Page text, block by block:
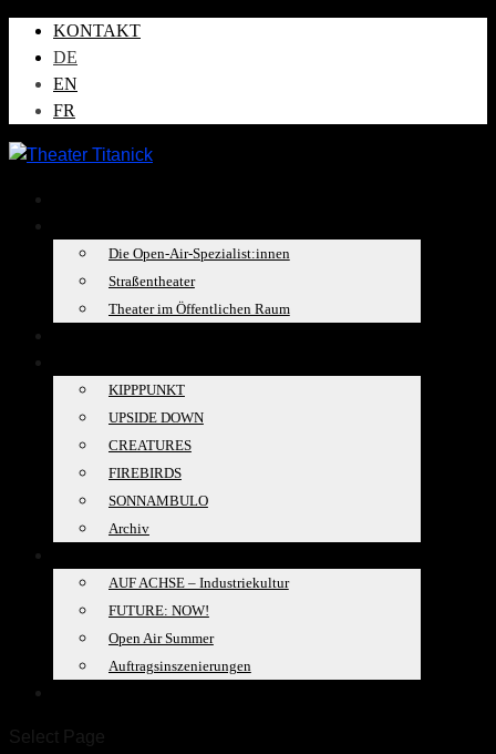
KONTAKT
DE
EN
FR
Die Open-Air-Spezialist:innen
Straßentheater
Theater im Öffentlichen Raum
KIPPPUNKT
UPSIDE DOWN
CREATURES
FIREBIRDS
SONNAMBULO
Archiv
AUF ACHSE – Industriekultur
FUTURE: NOW!
Open Air Summer
Auftragsinszenierungen
Select Page